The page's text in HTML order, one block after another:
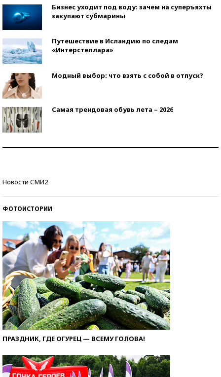
Бизнес уходит под воду: зачем на суперъяхты
закупают субмарины
Путешествие в Исландию по следам
«Интерстеллара»
Модный выбор: что взять с собой в отпуск?
Самая трендовая обувь лета – 2026
Новости СМИ2
ФОТОИСТОРИИ
ПРАЗДНИК, ГДЕ ОГУРЕЦ — ВСЕМУ ГОЛОВА!